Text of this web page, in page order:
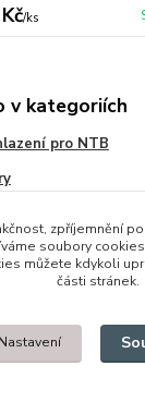
/ks
v kategoriích
pro NTB
pro notebooky
Upravit sběr
zpříjemnění
soubory
můžete kdykoli
části stránek.
Nastavení